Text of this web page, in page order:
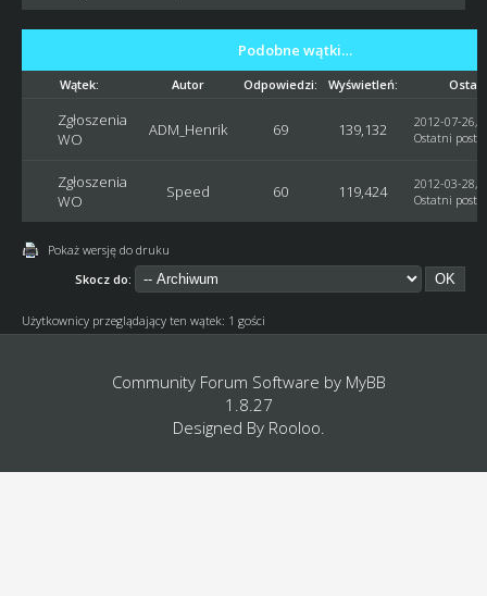
Podobne wątki…
Wątek: Autor Odpowiedzi: Wyświetleń:
Zgłoszenia
WO
ADM_Henrik 69 139,132
2012-07-26,
Ostatni post:
Zgłoszenia
WO
Speed 60 119,424
2012-03-28,
Ostatni post:
Pokaż wersję do druku
Skocz do:
Użytkownicy przeglądający ten wątek: 1 gości
Community Forum Software by MyBB
1.8.27
Designed By Rooloo